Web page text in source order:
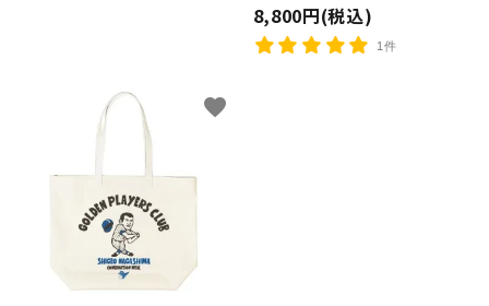
8,800円(税込)
1件
favorite